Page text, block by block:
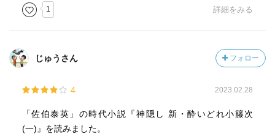
1 詳細をみる
じゅうさん フォロー
4 2023.02.28
「佐伯泰英」の時代小説『神隠し 新・酔いどれ小籐次
(一)』を読みました。